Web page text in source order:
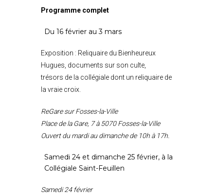
Programme complet
Du 16 février au 3 mars
Exposition : Reliquaire du Bienheureux
Hugues, documents sur son culte,
trésors de la collégiale dont un reliquaire de
la vraie croix.
ReGare sur Fosses-la-Ville
Place de la Gare, 7 à 5070 Fosses-la-Ville
Ouvert du mardi au dimanche de 10h à 17h.
Samedi 24 et dimanche 25 février, à la
Collégiale Saint-Feuillen
Samedi 24 février